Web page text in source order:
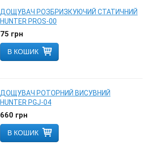
ДОЩУВАЧ РОЗБРИЗКУЮЧИЙ СТАТИЧНИЙ
HUNTER PROS-00
75 грн
В КОШИК
ДОЩУВАЧ РОТОРНИЙ ВИСУВНИЙ
HUNTER PGJ-04
660 грн
В КОШИК